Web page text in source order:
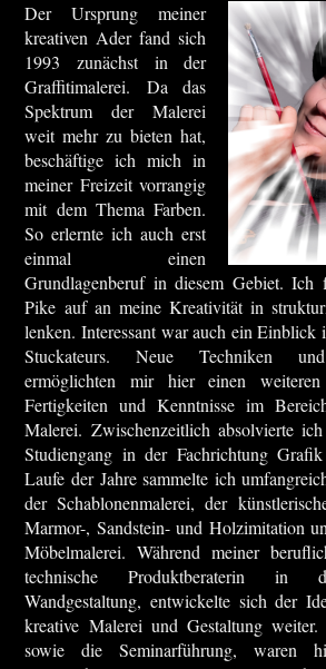
Der Ursprung meiner
kreativen Ader fand sich
1993 zunächst in der
Graffitimalerei. Da das
Spektrum der Malerei
weit mehr zu bieten hat,
beschäftige ich mich in
meiner Freizeit vorrangig
mit dem Thema Farben.
So erlernte ich auch erst
einmal einen
Grundlagenberuf in diesem Gebiet.
Pike auf an meine Kreativität in
lenken. Interessant war auch ein Einblick
Stuckateurs. Neue Techniken
ermöglichten mir hier einen
Fertigkeiten und Kenntnisse im
Malerei. Zwischenzeitlich absolvierte
Studiengang in der Fachrichtung
Laufe der Jahre sammelte ich
der Schablonenmalerei, der
Marmor-, Sandstein- und Holzimitation
Möbelmalerei. Während meiner
technische Produktberaterin in
Wandgestaltung, entwickelte sich der
kreative Malerei und Gestaltung
sowie die Seminarführung, waren